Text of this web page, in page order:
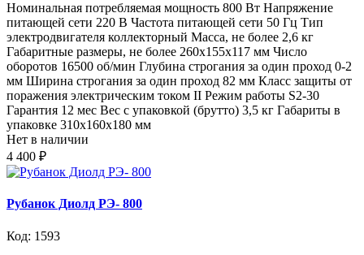
Номинальная потребляемая мощность 800 Вт Напряжение
питающей сети 220 В Частота питающей сети 50 Гц Тип
электродвигателя коллекторный Масса, не более 2,6 кг
Габаритные размеры, не более 260x155x117 мм Число
оборотов 16500 об/мин Глубина строгания за один проход 0-2
мм Ширина строгания за один проход 82 мм Класс защиты от
поражения электрическим током II Режим работы S2-30
Гарантия 12 мес Вес с упаковкой (брутто) 3,5 кг Габариты в
упаковке 310x160x180 мм
Нет в наличии
4 400 ₽
Рубанок Диолд РЭ- 800
Код: 1593